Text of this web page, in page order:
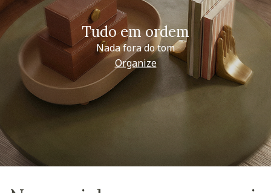
Tudo em ordem
Nada fora do tom
Organize